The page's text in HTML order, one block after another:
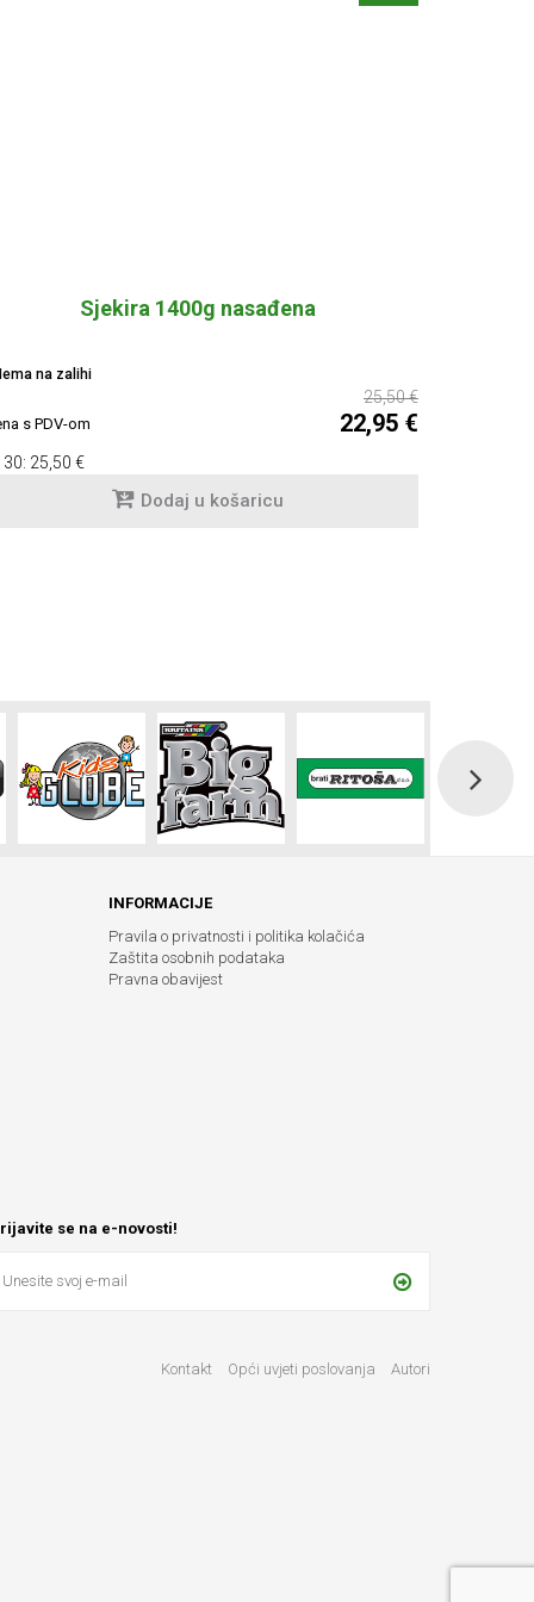
Sjekira 1400g nasađena
na zalihi
25,50 €
s PDV-om 22,95 €
30: 25,50 €
Dodaj u košaricu
INFORMACIJE
Pravila o privatnosti i politika kolačića
Zaštita osobnih podataka
Pravna obavijest
se na e-novosti!
Kontakt Opći uvjeti poslovanja Autori